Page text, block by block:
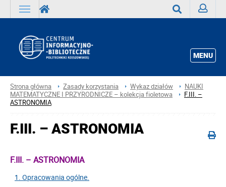
MENU
Strona główna Zasady korzystania Wykaz działów
NAUKI
MATEMATYCZNE I PRZYRODNICZE – kolekcja fioletowa
F.III. –
ASTRONOMIA
F.III. – ASTRONOMIA
F.III. – ASTRONOMIA
1. Opracowania ogólne.